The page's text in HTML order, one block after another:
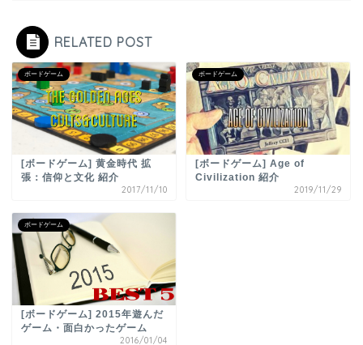
RELATED POST
ボードゲーム
[ボードゲーム] 黄金時代 拡
張：信仰と文化 紹介
2017/11/10
ボードゲーム
[ボードゲーム] Age of
Civilization 紹介
2019/11/29
ボードゲーム
[ボードゲーム] 2015年遊んだ
ゲーム・面白かったゲーム
2016/01/04